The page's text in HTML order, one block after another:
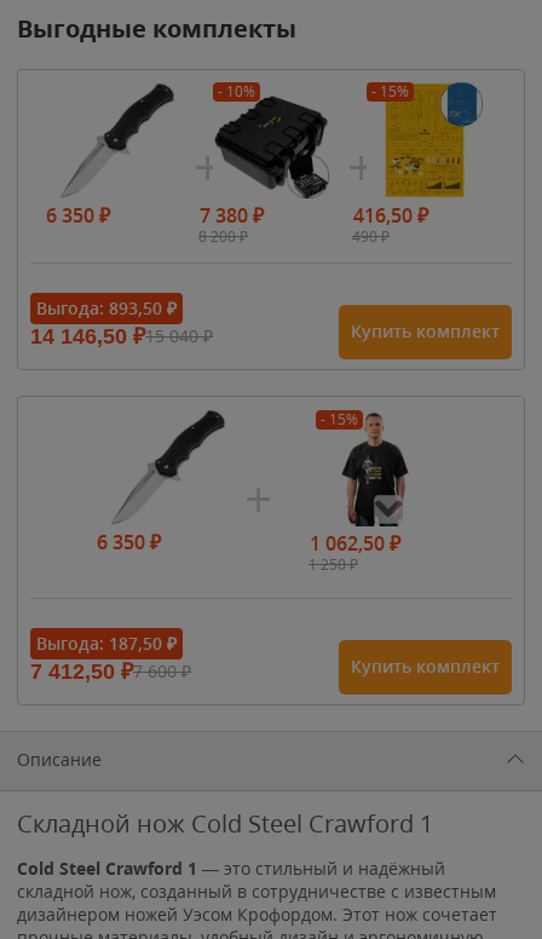
Выгодные комплекты
6 350₽
- 10%
7 380₽
8 200₽
- 15%
416,50₽
490₽
Выгода: 893,50 ₽
14 146,50 ₽15 040₽ Купить комплект
6 350₽
- 15%
1 062,50₽
1 250₽
1 615₽
1 900₽1 900₽
Выгода: 187,50 ₽
7 412,50 ₽7 600₽ Купить комплект
Описание
Складной нож Cold Steel Crawford 1
Cold Steel Crawford 1 — это стильный и надёжный
складной нож, созданный в сотрудничестве с известным
дизайнером ножей Уэсом Крофордом. Этот нож сочетает